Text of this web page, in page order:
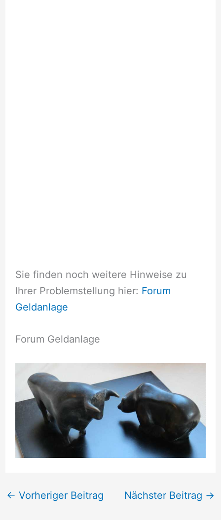
Sie finden noch weitere Hinweise zu
Ihrer Problemstellung hier: Forum
Geldanlage
Forum Geldanlage
← Vorheriger Beitrag Nächster Beitrag →